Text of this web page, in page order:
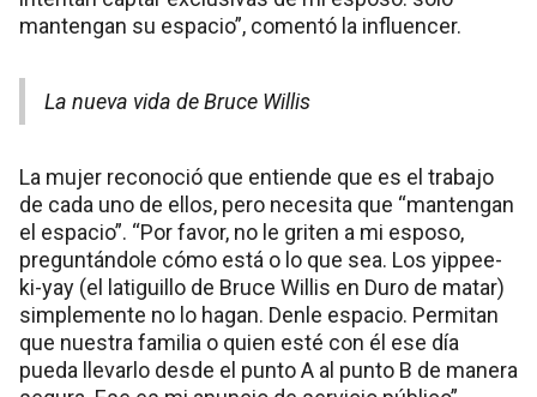
mantengan su espacio”, comentó la influencer.
La nueva vida de Bruce Willis
La mujer reconoció que entiende que es el trabajo
de cada uno de ellos, pero necesita que “mantengan
el espacio”. “Por favor, no le griten a mi esposo,
preguntándole cómo está o lo que sea. Los yippee-
ki-yay (el latiguillo de Bruce Willis en Duro de matar)
simplemente no lo hagan. Denle espacio. Permitan
que nuestra familia o quien esté con él ese día
pueda llevarlo desde el punto A al punto B de manera